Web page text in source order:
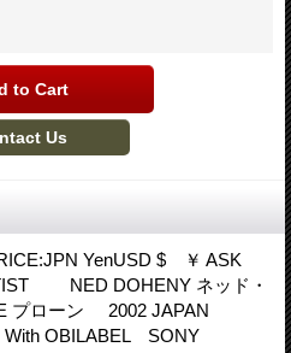
YenUSD $ ￥ ASK
NED DOHENY ネッド・
ローン 2002 JAPAN
With OBILABEL SONY